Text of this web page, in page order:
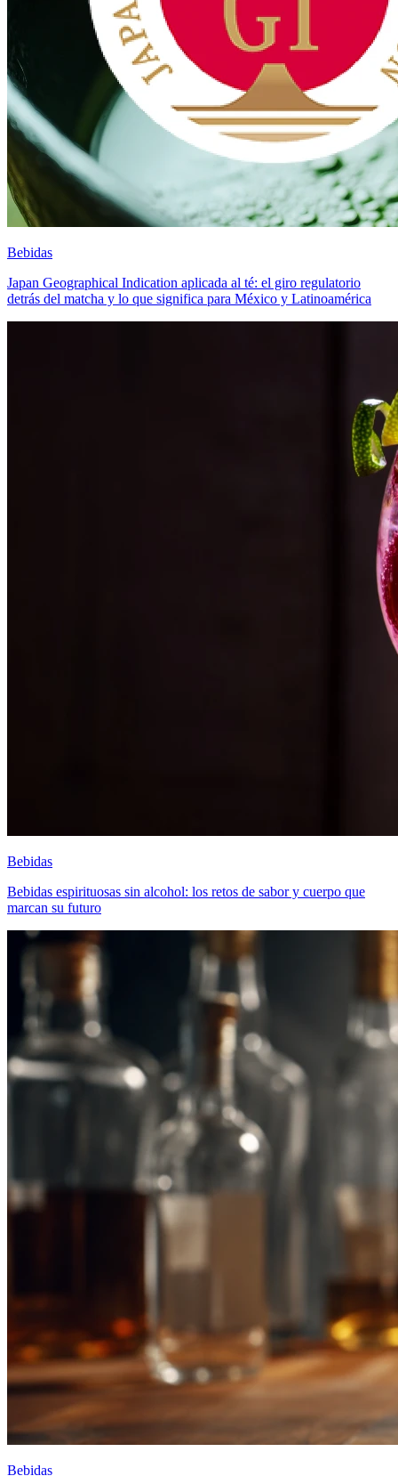
Bebidas
Japan Geographical Indication aplicada al té: el giro regulatorio
detrás del matcha y lo que significa para México y Latinoamérica
Bebidas
Bebidas espirituosas sin alcohol: los retos de sabor y cuerpo que
marcan su futuro
Bebidas